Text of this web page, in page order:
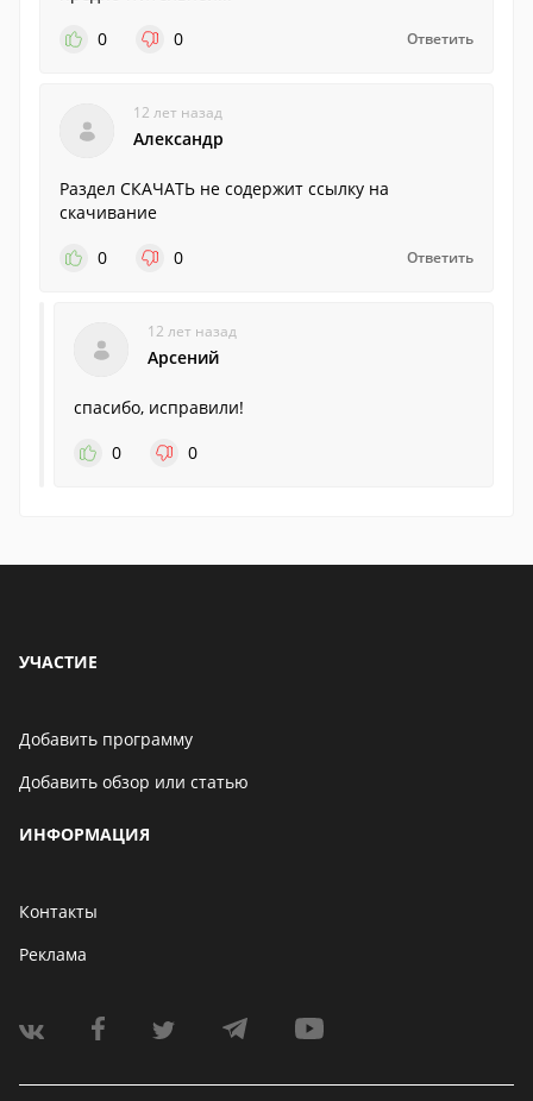
0
0 Ответить
12 лет назад
Александр
Раздел СКАЧАТЬ не содержит ссылку на
скачивание
0
0 Ответить
12 лет назад
Арсений
спасибо, исправили!
0
0
УЧАСТИЕ
Добавить программу
Добавить обзор или статью
ИНФОРМАЦИЯ
Контакты
Реклама